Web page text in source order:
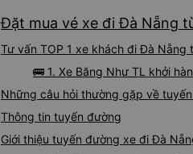
Đặt mua vé xe đi Đà Nẵng
Tư vấn TOP 1 xe khách đi Đà
🚌 1. Xe Băng Như TL khởi
Những câu hỏi thường gặp về
Thông tin tuyến đường
Giới thiệu tuyến đường xe đi Đà